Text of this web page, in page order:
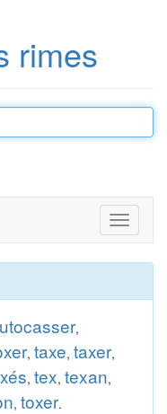
rimes
Toggle
,
, taxe, taxer,
, tex, texan,
, toxer.